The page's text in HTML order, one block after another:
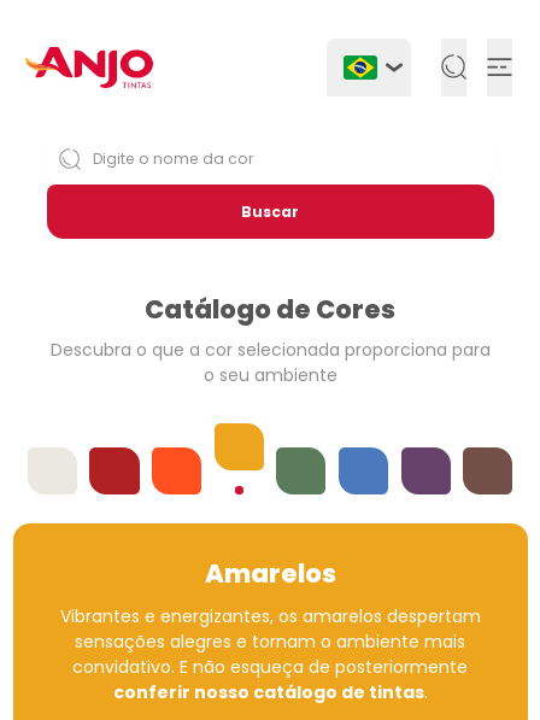
Buscar
Catálogo de Cores
Descubra o que a cor selecionada proporciona para
o seu ambiente
OffwhitesVermelhosLaranjas
Amarelos
VerdesAzuis Violetas
Amarelos
Vibrantes e energizantes, os amarelos despertam
sensações alegres e tornam o ambiente mais
convidativo. E não esqueça de posteriormente
conferir nosso catálogo de tintas.